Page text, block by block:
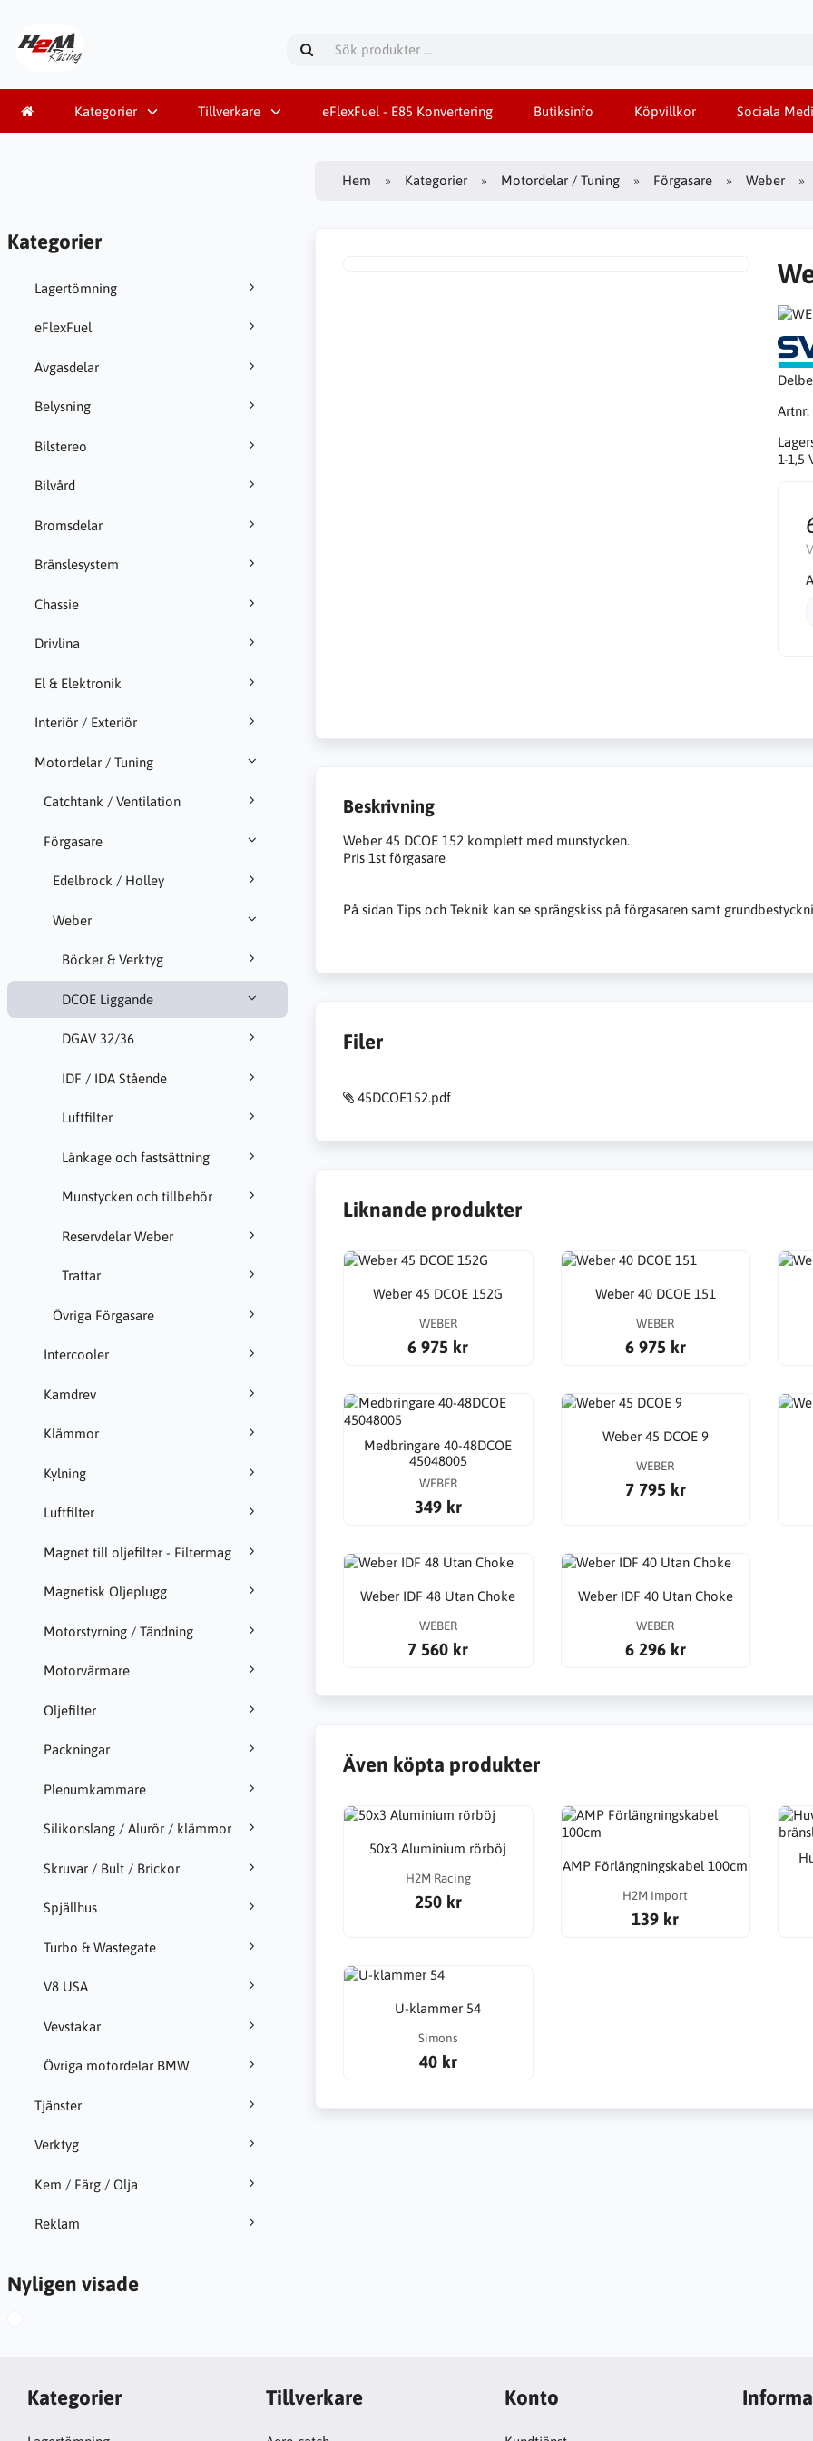
Kategorier Tillverkare eFlexFuel - E85 Konvertering Butiksinfo Köpvillkor Sociala
Kategorier
Lagertömning
eFlexFuel
Avgasdelar
Belysning
Bilstereo
Bilvård
Bromsdelar
Bränslesystem
Chassie
Drivlina
El & Elektronik
Interiör / Exteriör
Motordelar / Tuning
Catchtank / Ventilation
Förgasare
Edelbrock / Holley
Weber
Böcker & Verktyg
DCOE Liggande
DGAV 32/36
IDF / IDA Stående
Luftfilter
Länkage och fastsättning
Munstycken och tillbehör
Reservdelar Weber
Trattar
Övriga Förgasare
Intercooler
Kamdrev
Klämmor
Kylning
Luftfilter
Magnet till oljefilter - Filtermag
Magnetisk Oljeplugg
Motorstyrning / Tändning
Motorvärmare
Oljefilter
Packningar
Plenumkammare
Silikonslang / Alurör / klämmor
Skruvar / Bult / Brickor
Spjällhus
Turbo & Wastegate
V8 USA
Vevstakar
Övriga motordelar BMW
Tjänster
Verktyg
Kem / Färg / Olja
Reklam
Nyligen visade
Hem Kategorier Motordelar / Tuning Förgasare Weber
Artnr:
1-1,5
Beskrivning
Weber 45 DCOE 152 komplett med munstycken.
Pris 1st förgasare
På sidan Tips och Teknik kan se sprängskiss på förgasaren samt
Filer
45DCOE152.pdf
Liknande produkter
Weber 45 DCOE 152G
WEBER
6 975 kr
Weber 40 DCOE 151
WEBER
6 975 kr
Medbringare 40-48DCOE
45048005
WEBER
349 kr
Weber 45 DCOE 9
WEBER
7 795 kr
Weber IDF 48 Utan Choke
WEBER
7 560 kr
Weber IDF 40 Utan Choke
WEBER
6 296 kr
Även köpta produkter
50x3 Aluminium rörböj
H2M Racing
250 kr
AMP Förlängningskabel 100cm
H2M Import
139 kr
U-klammer 54
Simons
40 kr
Kategorier Tillverkare Konto